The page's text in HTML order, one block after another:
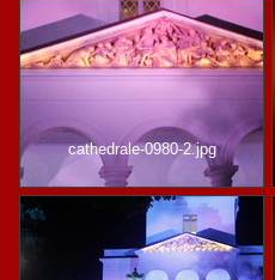
cathedrale-0980-2.jpg